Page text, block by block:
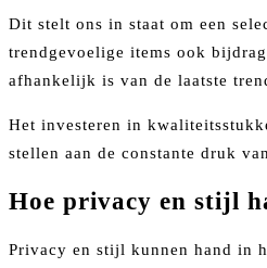
Dit stelt ons in staat om een
trendgevoelige items ook
afhankelijk is van de laatste
Het investeren in
stellen aan de constante druk
Hoe privacy en stijl
Privacy en stijl kunnen hand in